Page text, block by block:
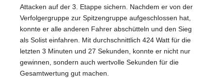
Attacken auf der 3. Etappe sichern. Nachdem er von der
Verfolgergruppe zur Spitzengruppe aufgeschlossen hat,
konnte er alle anderen Fahrer abschütteln und den Sieg
als Solist einfahren. Mit durchschnittlich 424 Watt für die
letzten 3 Minuten und 27 Sekunden, konnte er nicht nur
gewinnen, sondern auch wertvolle Sekunden für die
Gesamtwertung gut machen.